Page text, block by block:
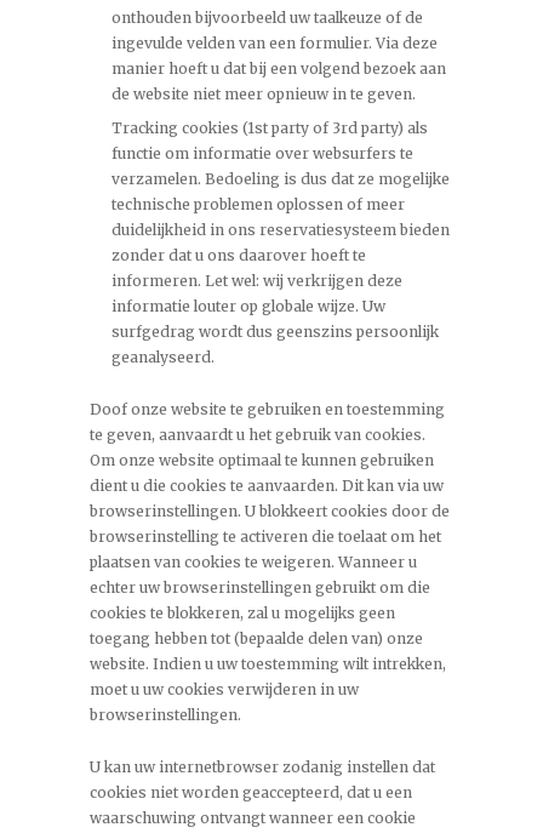
onthouden bijvoorbeeld uw taalkeuze of de
ingevulde velden van een formulier. Via deze
manier hoeft u dat bij een volgend bezoek aan
de website niet meer opnieuw in te geven.
Tracking cookies (1st party of 3rd party) als
functie om informatie over websurfers te
verzamelen. Bedoeling is dus dat ze mogelijke
technische problemen oplossen of meer
duidelijkheid in ons reservatiesysteem bieden
zonder dat u ons daarover hoeft te
informeren. Let wel: wij verkrijgen deze
informatie louter op globale wijze. Uw
surfgedrag wordt dus geenszins persoonlijk
geanalyseerd.
Doof onze website te gebruiken en toestemming
te geven, aanvaardt u het gebruik van cookies.
Om onze website optimaal te kunnen gebruiken
dient u die cookies te aanvaarden. Dit kan via uw
browserinstellingen. U blokkeert cookies door de
browserinstelling te activeren die toelaat om het
plaatsen van cookies te weigeren. Wanneer u
echter uw browserinstellingen gebruikt om die
cookies te blokkeren, zal u mogelijks geen
toegang hebben tot (bepaalde delen van) onze
website. Indien u uw toestemming wilt intrekken,
moet u uw cookies verwijderen in uw
browserinstellingen.
U kan uw internetbrowser zodanig instellen dat
cookies niet worden geaccepteerd, dat u een
waarschuwing ontvangt wanneer een cookie